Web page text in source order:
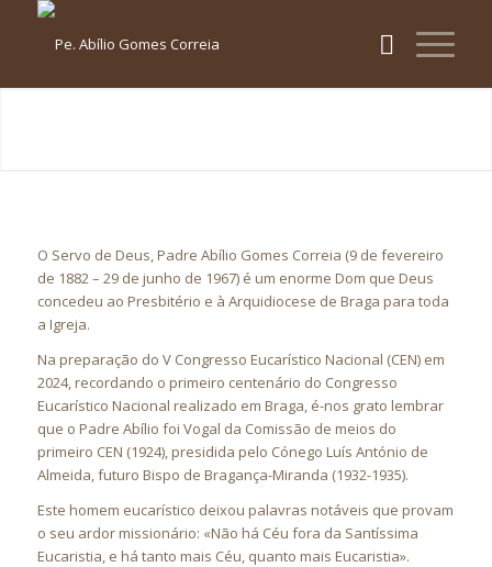
O Servo de Deus, Padre Abílio Gomes Correia (9 de fevereiro
de 1882 – 29 de junho de 1967) é um enorme Dom que Deus
concedeu ao Presbitério e à Arquidiocese de Braga para toda
a Igreja.
Na preparação do V Congresso Eucarístico Nacional (CEN) em
2024, recordando o primeiro centenário do Congresso
Eucarístico Nacional realizado em Braga, é-nos grato lembrar
que o Padre Abílio foi Vogal da Comissão de meios do
primeiro CEN (1924), presidida pelo Cónego Luís António de
Almeida, futuro Bispo de Bragança-Miranda (1932-1935).
Este homem eucarístico deixou palavras notáveis que provam
o seu ardor missionário: «Não há Céu fora da Santíssima
Eucaristia, e há tanto mais Céu, quanto mais Eucaristia».